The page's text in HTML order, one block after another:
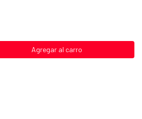
Agregar al carro